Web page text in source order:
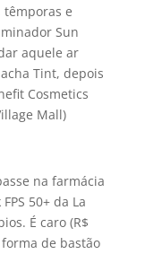
têmporas e
Sun
aquele ar
Tint, depois
Cosmetics
Mall)
na farmácia
50+ da La
É caro (R$
de bastão